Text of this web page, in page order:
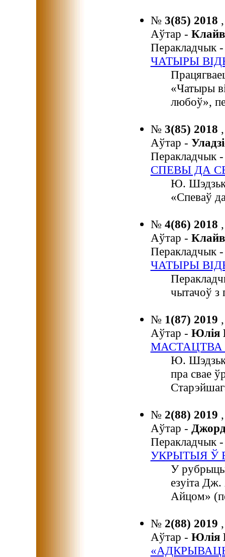
№ 3(85) 2018
Аўтар -
Перакладчык
ЧАТЫРЫ
«Чатыры
любоў»,
№ 3(85) 2018
Аўтар -
Перакладчык
СПЕВЫ ДА
Ю.
«Спеваў
№ 4(86) 2018
Аўтар -
Перакладчык
ЧАТЫРЫ
чытачоў з
№ 1(87) 2019
Аўтар -
МАСТАЦТВА
Ю.
пра свае
№ 2(88) 2019
Аўтар -
Перакладчык
УКРЫТЫЯ Ў
У рубрыцы
езуіта
Айцом»
№ 2(88) 2019
Аўтар -